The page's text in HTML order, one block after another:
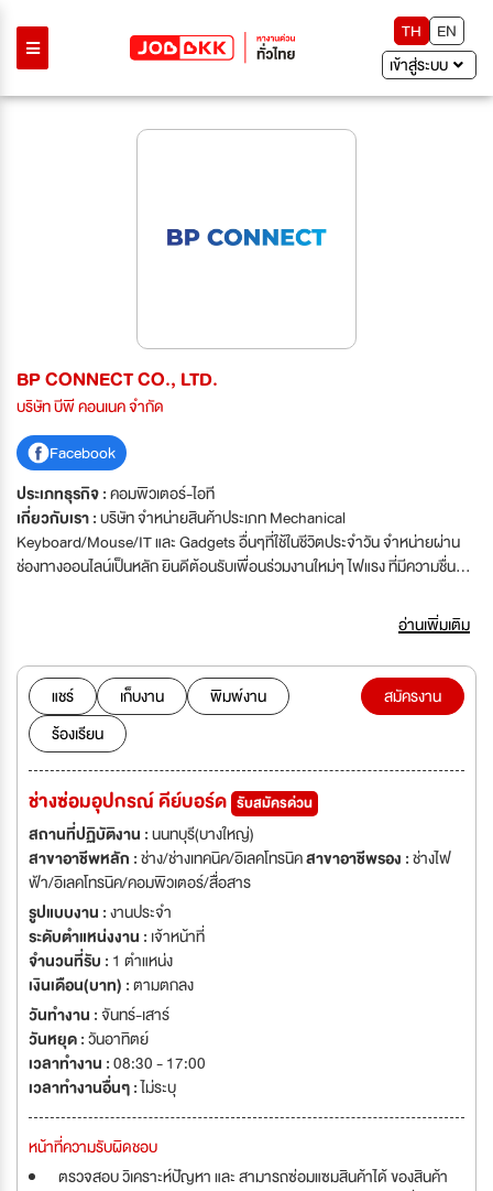
TH
EN
เข้าสู่ระบบ
BP CONNECT CO., LTD.
บริษัท บีพี คอนเนค จำกัด
Facebook
ประเภทธุรกิจ :คอมพิวเตอร์-ไอที
เกี่ยวกับเรา :บริษัท จำหน่ายสินค้าประเภท Mechanical
Keyboard/Mouse/IT และ Gadgets อื่นๆที่ใช้ในชีวิตประจำวัน จำหน่ายผ่าน
ช่องทางออนไลน์เป็นหลัก ยินดีต้อนรับเพื่อนร่วมงานใหม่ๆ ไฟแรง ที่มีความชื่น
อ่านเพิ่มเติม
แชร์ เก็บงาน
พิมพ์งาน
ร้องเรียน
สมัครงาน
ช่างซ่อมอุปกรณ์ คีย์บอร์ด รับสมัครด่วน
สถานที่ปฏิบัติงาน :นนทบุรี(บางใหญ่)
สาขาอาชีพหลัก :ช่าง/ช่างเทคนิค/อิเลคโทรนิคสาขาอาชีพรอง :ช่างไฟ
ฟ้า/อิเลคโทรนิค/คอมพิวเตอร์/สื่อสาร
รูปแบบงาน :งานประจำ
ระดับตำแหน่งงาน : เจ้าหน้าที่
จำนวนที่รับ : 1 ตำแหน่ง
เงินเดือน(บาท) :ตามตกลง
วันทำงาน :จันทร์-เสาร์
วันหยุด :วันอาทิตย์
เวลาทำงาน :08:30 - 17:00
เวลาทำงานอื่นๆ :ไม่ระบุ
หน้าที่ความรับผิดชอบ
ตรวจสอบ วิเคราะห์ปัญหา และ สามารถซ่อมแซมสินค้าได้ ของสินค้า